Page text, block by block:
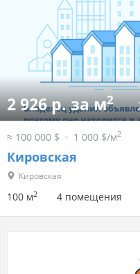
2 926 р. за м2
≈ 100 000 $ 1 000 $/м2
Кировская
Кировская
100 м2 4 помещения